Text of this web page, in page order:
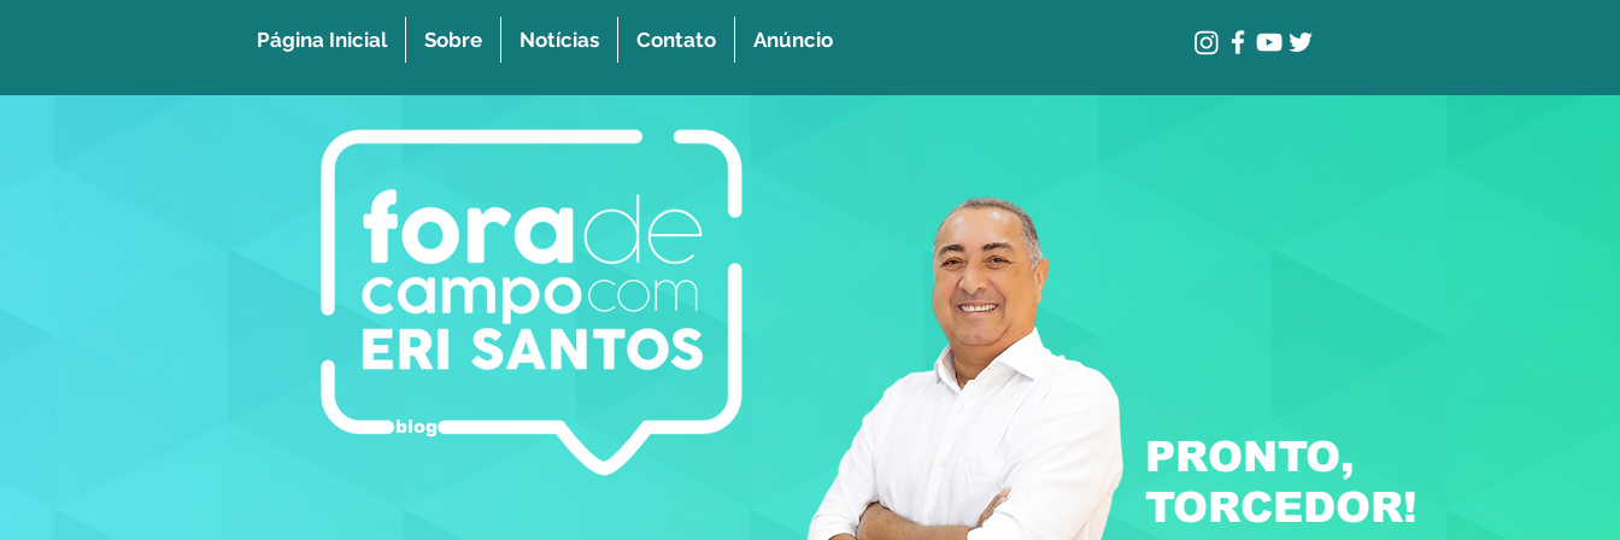
Página Inicial Sobre Notícias Contato Anúncio
PRONTO,
TORCEDOR!
blog